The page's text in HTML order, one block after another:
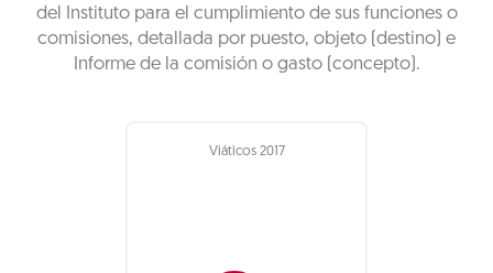
del Instituto para el cumplimiento de sus funciones o
comisiones, detallada por puesto, objeto (destino) e
Informe de la comisión o gasto (concepto).
Viáticos 2017